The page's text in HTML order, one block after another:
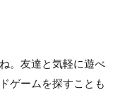
。友達と気軽に遊べ
ゲームを探すことも